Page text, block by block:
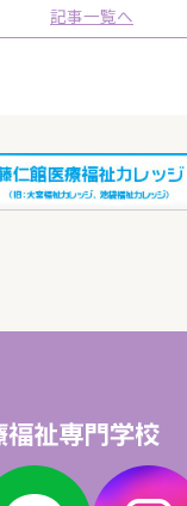
記事一覧へ